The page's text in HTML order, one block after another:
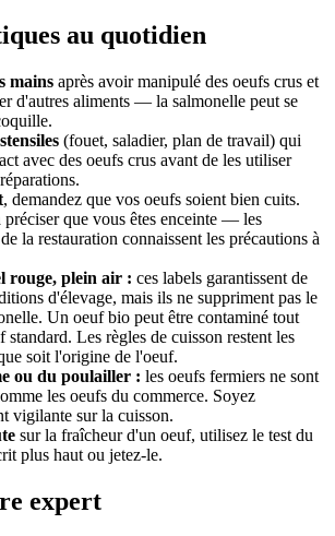
au quotidien
mains après avoir manipulé des oeufs crus et
d'autres aliments — la salmonelle peut se
(fouet, saladier, plan de travail) qui
avec des oeufs crus avant de les utiliser
, demandez que vos oeufs soient bien cuits.
préciser que vous êtes enceinte — les
la restauration connaissent les précautions à
rouge, plein air : ces labels garantissent de
d'élevage, mais ils ne suppriment pas le
Un oeuf bio peut être contaminé tout
standard. Les règles de cuisson restent les
soit l'origine de l'oeuf.
ou du poulailler : les oeufs fermiers ne sont
les oeufs du commerce. Soyez
vigilante sur la cuisson.
sur la fraîcheur d'un oeuf, utilisez le test du
plus haut ou jetez-le.
expert